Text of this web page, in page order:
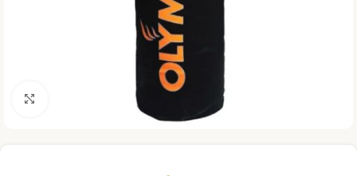
Haga clic para ampliar